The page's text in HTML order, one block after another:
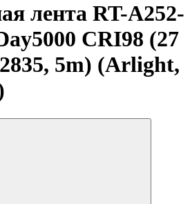
лента RT-A252-
CRI98 (27
5m) (Arlight,